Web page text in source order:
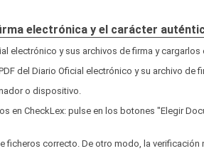
electrónica y el carácter
electrónico y sus archivos de firma y cargarlos
del Diario Oficial electrónico y su archivo de
o dispositivo.
en CheckLex: pulse en los botones "Elegir
ficheros correcto. De otro modo, la verificación